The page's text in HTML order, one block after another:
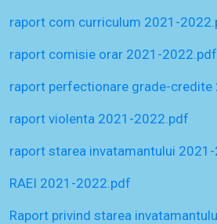
A-
raport com curriculum 2021-
raport comisie orar 2021-2022.pdf
raport perfectionare grade-
raport violenta 2021-2022.pdf
raport starea invatamantului
RAEI 2021-2022.pdf
Raport privind starea